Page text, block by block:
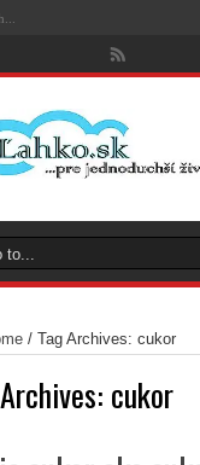
/ Tag Archives: cukor
cukor